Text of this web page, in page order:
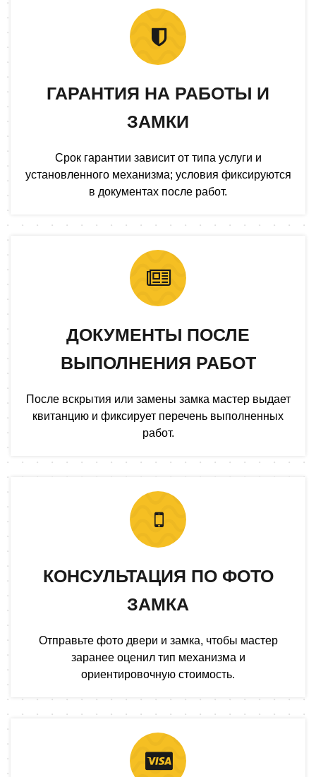
ГАРАНТИЯ НА РАБОТЫ И
ЗАМКИ
Срок гарантии зависит от типа услуги и
установленного механизма; условия фиксируются
в документах после работ.
ДОКУМЕНТЫ ПОСЛЕ
ВЫПОЛНЕНИЯ РАБОТ
После вскрытия или замены замка мастер выдает
квитанцию и фиксирует перечень выполненных
работ.
КОНСУЛЬТАЦИЯ ПО ФОТО
ЗАМКА
Отправьте фото двери и замка, чтобы мастер
заранее оценил тип механизма и
ориентировочную стоимость.